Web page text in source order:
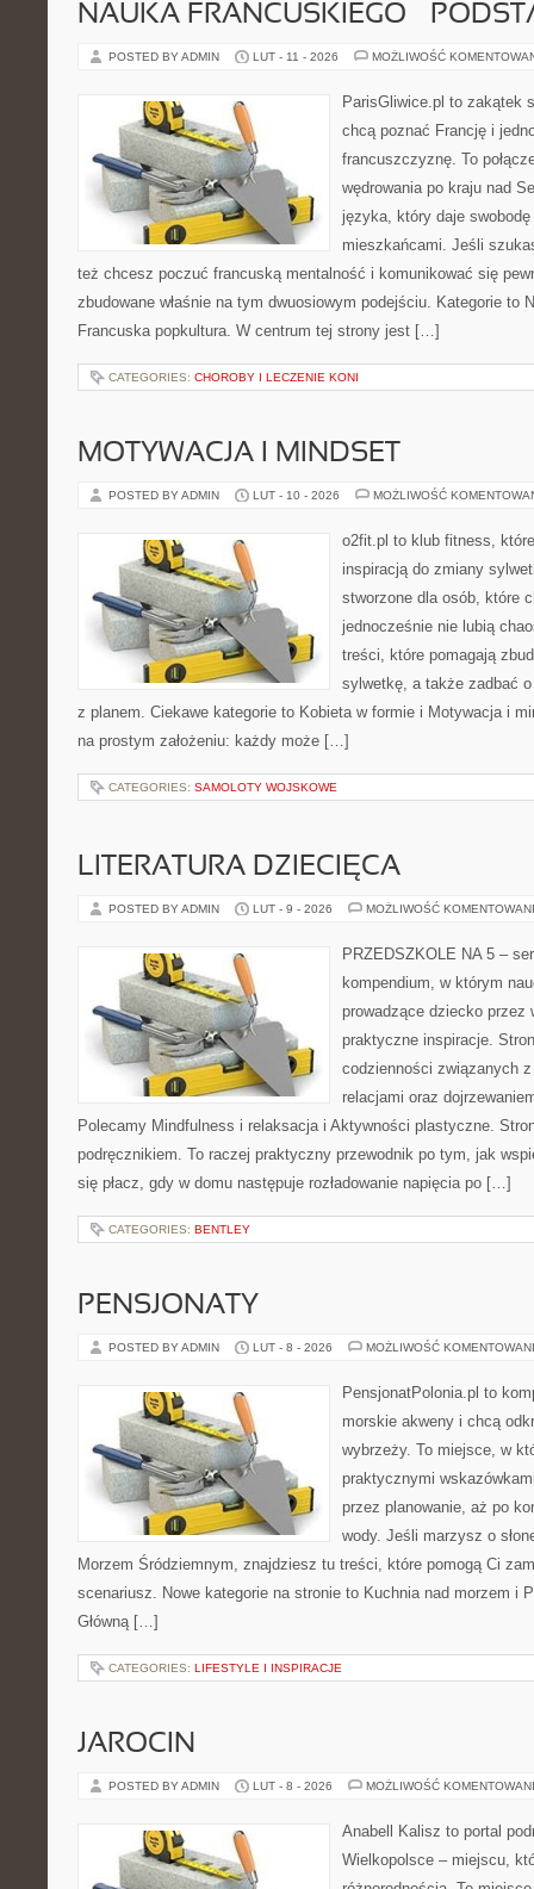
NAUKA FRANCUSKIEGO –
POSTED BY ADMIN LUT - 11 - 2026 MOŻLIWOŚĆ
ParisGliwice.pl to zakątek
chcą poznać Francję i
francuszczyznę. To
wędrowania po kraju nad
języka, który daje
mieszkańcami. Jeśli
też chcesz poczuć francuską mentalność i komunikować się
zbudowane właśnie na tym dwuosiowym podejściu. Kategorie to
Francuska popkultura. W centrum tej strony jest […]
CATEGORIES: CHOROBY I LECZENIE KONI
MOTYWACJA I MINDSET
POSTED BY ADMIN LUT - 10 - 2026 MOŻLIWOŚĆ
o2fit.pl to klub fitness,
inspiracją do zmiany
stworzone dla osób, które
jednocześnie nie lubią
treści, które pomagają
sylwetkę, a także zadbać
z planem. Ciekawe kategorie to Kobieta w formie i Motywacja i
na prostym założeniu: każdy może […]
CATEGORIES: SAMOLOTY WOJSKOWE
LITERATURA DZIECIĘCA
POSTED BY ADMIN LUT - 9 - 2026 MOŻLIWOŚĆ
PRZEDSZKOLE NA 5 –
kompendium, w którym
prowadzące dziecko przez
praktyczne inspiracje.
codzienności związanych
relacjami oraz
Polecamy Mindfulness i relaksacja i Aktywności plastyczne.
podręcznikiem. To raczej praktyczny przewodnik po tym, jak
się płacz, gdy w domu następuje rozładowanie napięcia po […]
CATEGORIES: BENTLEY
PENSJONATY
POSTED BY ADMIN LUT - 8 - 2026 MOŻLIWOŚĆ
PensjonatPolonia.pl to
morskie akweny i chcą
wybrzeży. To miejsce, w
praktycznymi
przez planowanie, aż po
wody. Jeśli marzysz o
Morzem Śródziemnym, znajdziesz tu treści, które pomogą Ci
scenariusz. Nowe kategorie na stronie to Kuchnia nad morzem i
Główną […]
CATEGORIES: LIFESTYLE I INSPIRACJE
JAROCIN
POSTED BY ADMIN LUT - 8 - 2026 MOŻLIWOŚĆ
Anabell Kalisz to portal
Wielkopolsce – miejscu,